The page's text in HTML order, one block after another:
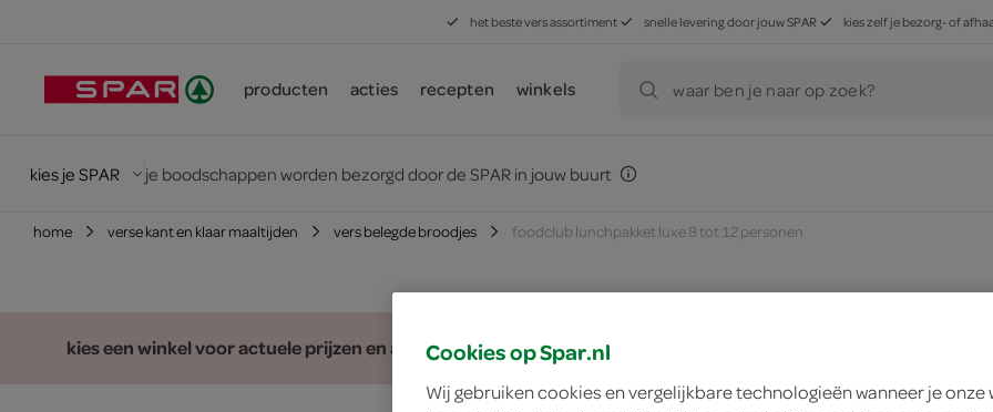
het beste vers assortiment snelle levering door jouw SPAR kies zelf je bezorg- of
producten acties recepten winkels waar ben je naar op zoek?
kies je SPAR je boodschappen worden bezorgd door de SPAR in jouw buurt
home verse kant en klaar maaltijden vers belegde broodjes foodclub lunchpakket luxe 8 tot 12 personen
kies een winkel voor actuele prijzen en assortimentCookies op Spar.nl
Wij gebruiken cookies en vergelijkbare technologieën wanneer je onze